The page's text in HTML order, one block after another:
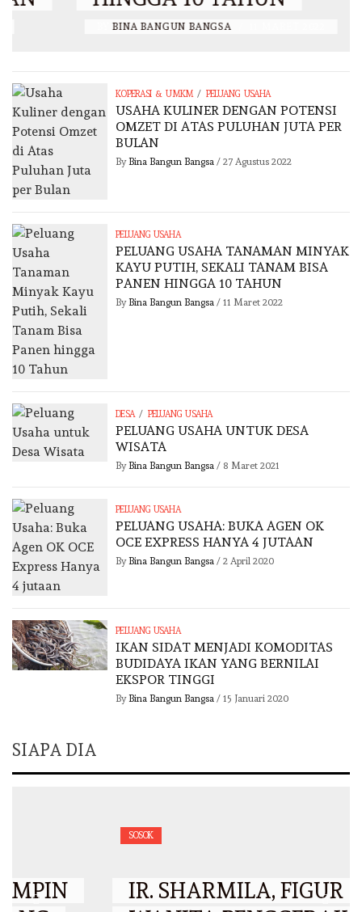
BINA BANGUN BANGSA / 11 MARET 2022
KOPERASI & UMKM / PELUANG USAHA
USAHA KULINER DENGAN POTENSI
OMZET DI ATAS PULUHAN JUTA PER
BULAN
By Bina Bangun Bangsa / 27 Agustus 2022
PELUANG USAHA
PELUANG USAHA TANAMAN MINYAK
KAYU PUTIH, SEKALI TANAM BISA
PANEN HINGGA 10 TAHUN
By Bina Bangun Bangsa / 11 Maret 2022
DESA / PELUANG USAHA
PELUANG USAHA UNTUK DESA
WISATA
By Bina Bangun Bangsa / 8 Maret 2021
PELUANG USAHA
PELUANG USAHA: BUKA AGEN OK
OCE EXPRESS HANYA 4 JUTAAN
By Bina Bangun Bangsa / 2 April 2020
PELUANG USAHA
IKAN SIDAT MENJADI KOMODITAS
BUDIDAYA IKAN YANG BERNILAI
EKSPOR TINGGI
By Bina Bangun Bangsa / 15 Januari 2020
SIAPA DIA
IR. SHARMILA, FIGUR